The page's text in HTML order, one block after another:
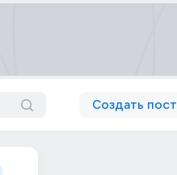
Создать пост